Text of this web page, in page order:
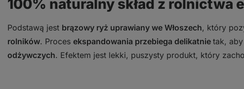
100% naturalny skład z rolnictwa
Podstawą jest brązowy ryż uprawiany we Włoszech, który
rolników. Proces ekspandowania przebiega delikatnie tak,
odżywczych. Efektem jest lekki, puszysty produkt, który